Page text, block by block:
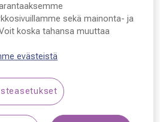
15 -
sekä mainonta- ja
koska tahansa muuttaa
evästeistä